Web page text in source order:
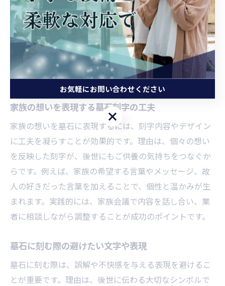
ありますが、楷書体は特に読みやすく、故人や家族にも
親しみやすい選択肢です。具体的には、石材の質や既存
文字との調和も考慮し、サンプルを確認しながら決めま
しょう。最終的に、誰もが迷わず読める文字体を選ぶこ
とが大切です。
家族の想いを表現する墓石刻字の工夫
家族の想いを墓石に表現するには、刻字内容やデザイン
に工夫を凝らすことが効果的です。理由は、個々の想い
を反映した刻字が、後世にもご供養の気持ちをつなぐか
らです。例えば、家族の希望する言葉やメッセージ、故
人の好きだった言葉を加えることで、個性と温かみが生
まれます。実践的には、家族会議で内容を話し合い、業
者に相談しながら調整することが成功のポイントです。
墓石に刻む際の避けたい文字や表現
墓石に刻む際は、誤解や不快感を与える表現を避けるこ
とが重要です。理由は、後世に伝わる大切なシンボルで
お気軽にお問い合わせください
お気軽にお問い合わせください